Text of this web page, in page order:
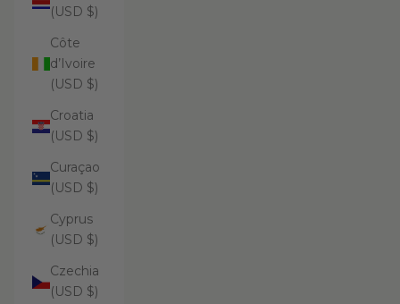
(USD $)
Côte
d’Ivoire
(USD $)
Croatia
(USD $)
Curaçao
(USD $)
Cyprus
(USD $)
Czechia
(USD $)